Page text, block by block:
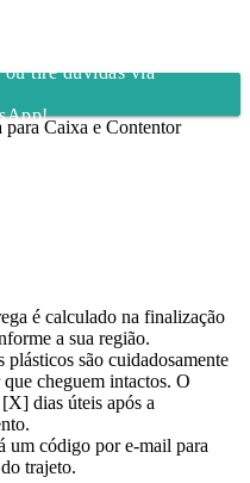
tire dúvidas via
Caixa e Contentor
é calculado na finalização
a sua região.
plásticos são cuidadosamente
cheguem intactos. O
dias úteis após a
um código por e-mail para
trajeto.